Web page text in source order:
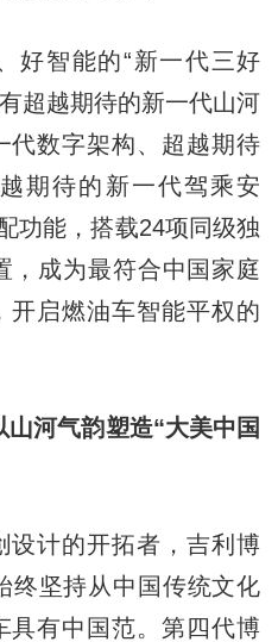
智能的“新一代三好
超越期待的新一代山河
代数字架构、超越期待
期待的新一代驾乘安
功能，搭载24项同级独
，成为最符合中国家庭
开启燃油车智能平权的
河气韵塑造“大美中国
计的开拓者，吉利博
终坚持从中国传统文化
具有中国范。第四代博